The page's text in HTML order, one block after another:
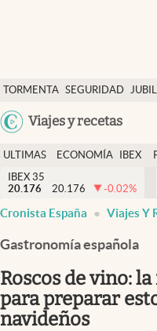
TORMENTA SEGURIDAD
Viajes y recetas
Economía y finanzas
Política
Actualidad
Criptomonedas
España
ULTIMAS
NOTICIAS
ECONOMÍA
FINANZAS
IBEX
EURO
IBEX 35
20.176
20.176 -0.02%
Cronista España Viajes Y
Gastronomía española
Roscos de vino:
para preparar
navideños